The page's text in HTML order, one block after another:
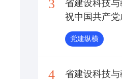
3
省建设科技
祝中国共产党
党建纵横
4
省建设科技